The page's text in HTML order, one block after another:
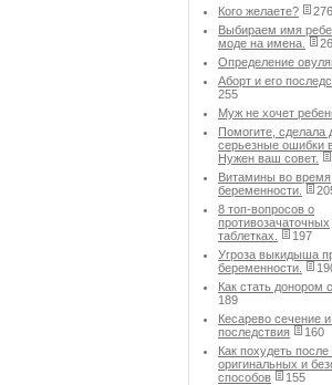
Кого желаете?
276
Выбираем имя
моде на имена.
Определение
Аборт и его
255
Муж не хочет
Помогите, сделала
серьезные ошибки
Нужен ваш совет.
Витамины во время
беременности.
8 топ-вопросов о
противозачаточных
таблетках.
197
Угроза выкидыша
беременности.
Как стать донором
189
Кесарево сечение и
последствия
160
Как похудеть
оригинальных и
способов
155